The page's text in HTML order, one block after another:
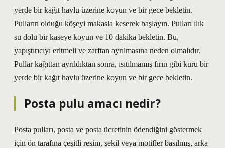
yerde bir kağıt havlu üzerine koyun ve bir gece bekletin.
Pulların olduğu köşeyi makasla keserek başlayın. Pulları ılık
su dolu bir kaseye koyun ve 10 dakika bekletin. Bu,
yapıştırıcıyı eritmeli ve zarftan ayrılmasına neden olmalıdır.
Pullar kağıttan ayrıldıktan sonra, ısıtılmamış fırın gibi kuru bir
yerde bir kağıt havlu üzerine koyun ve bir gece bekletin.
Posta pulu amacı nedir?
Posta pulları, posta ve posta ücretinin ödendiğini göstermek
için ön tarafına çeşitli resim, şekil veya motifler basılmış, arka